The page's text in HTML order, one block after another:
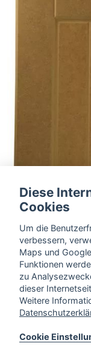
Diese
Cookies
Um die
verbessern,
Maps und
Funktionen
zu
dieser
Weitere
Cookie